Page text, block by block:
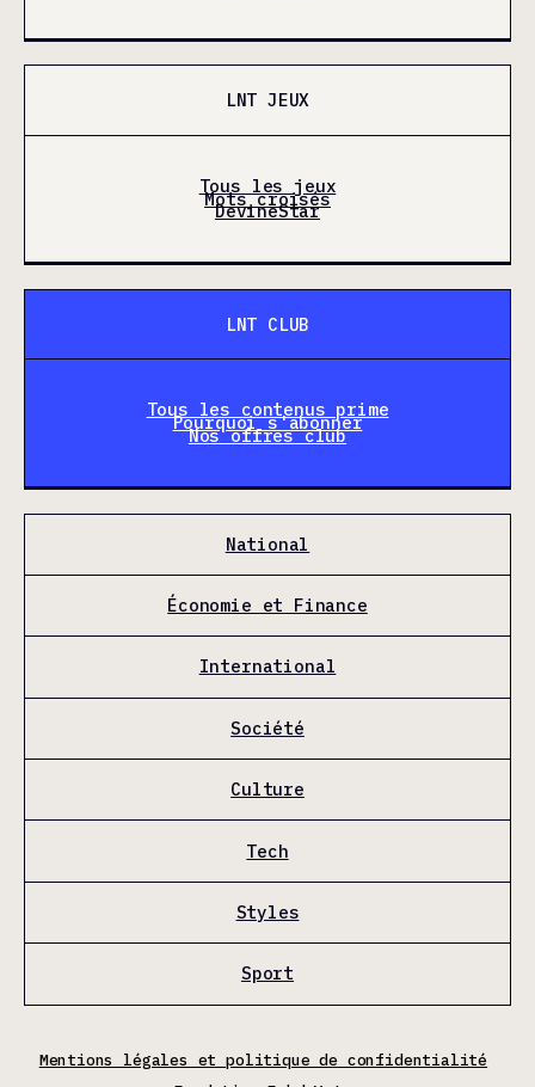
LNT JEUX
Tous les jeux
Mots croisés
DevineStar
LNT CLUB
Tous les contenus prime
Pourquoi s'abonner
Nos offres club
National
Économie et Finance
International
Société
Culture
Tech
Styles
Sport
Mentions légales et politique de confidentialité